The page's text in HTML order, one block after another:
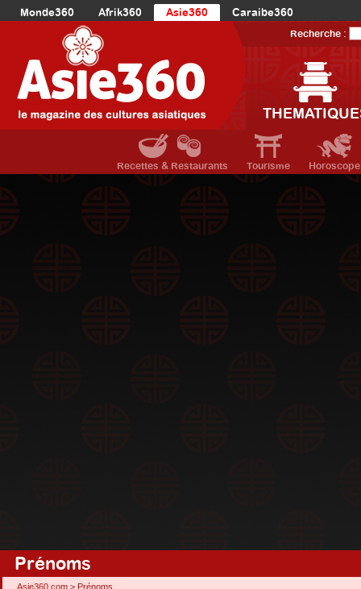
Monde360 Afrik360 Asie360
Caraibe360
Europe360
AmériqueDuNord360
Océanie360
Recherche :
Recettes & Restaurants Tourisme Horoscope
Prénoms
Asie360.com > Prénoms